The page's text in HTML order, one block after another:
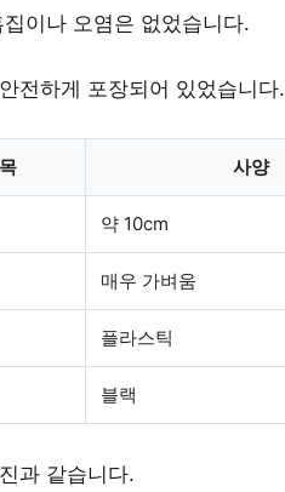
이나 오염은 없었습니다.
전하게 포장되어 있었습니다.
사양
약 10cm
매우 가벼움
플라스틱
블랙
과 같습니다.